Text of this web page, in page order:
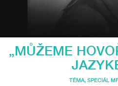
„MŮŽEME
TÉMA, SPECIÁL